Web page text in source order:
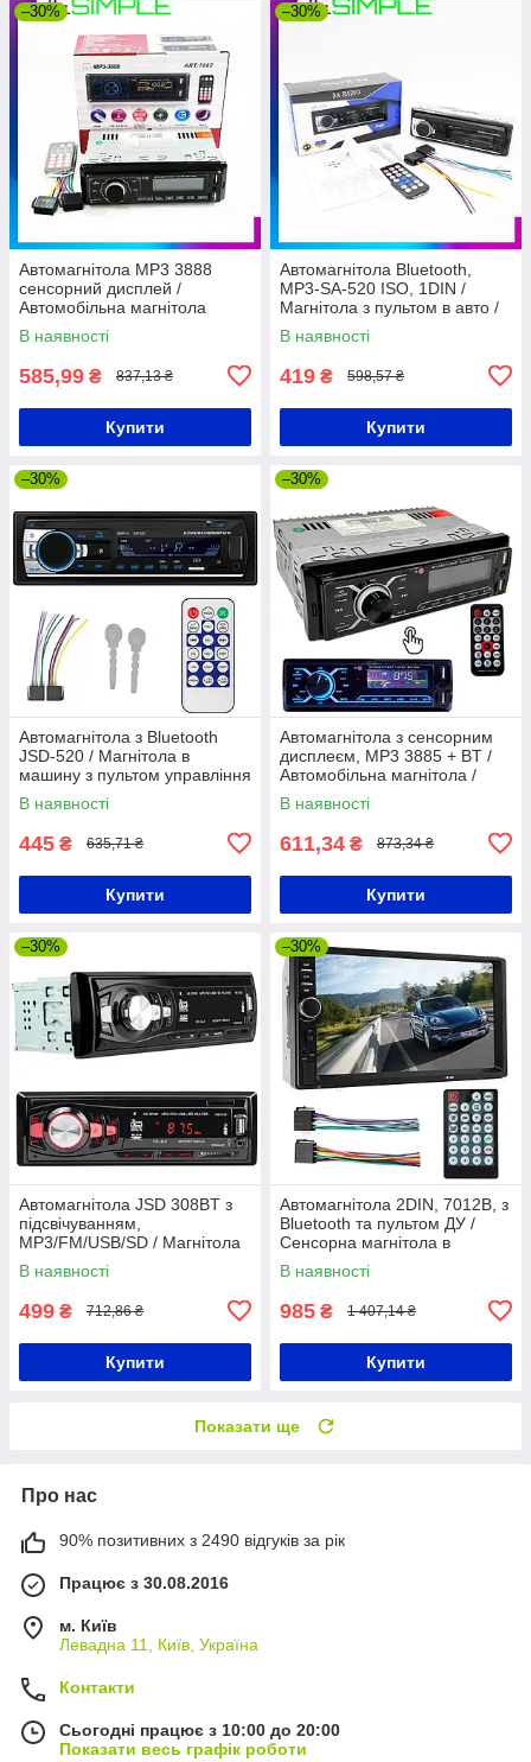
–30%
Автомагнітола MP3 3888
сенсорний дисплей /
Автомобільна магнітола
В наявності
585,99 ₴ 837,13 ₴
Купити
–30%
Автомагнітола Bluetooth,
MP3-SA-520 ISO, 1DIN /
Магнітола з пультом в авто /
Магнітола з USB та AUX
В наявності
419 ₴ 598,57 ₴
Купити
–30%
Автомагнітола з Bluetooth
JSD-520 / Магнітола в
машину з пультом управління
/ Магнітофон в авто
В наявності
445 ₴ 635,71 ₴
Купити
–30%
Автомагнітола з сенсорним
дисплеєм, MP3 3885 + BT /
Автомобільна магнітола /
Магнітола в машину
В наявності
611,34 ₴ 873,34 ₴
Купити
–30%
Автомагнітола JSD 308BT з
підсвічуванням,
MP3/FM/USB/SD / Магнітола
в автомобіль / Магнітола з
якісним звуком
В наявності
499 ₴ 712,86 ₴
Купити
–30%
Автомагнітола 2DIN, 7012B, з
Bluetooth та пультом ДУ /
Сенсорна магнітола в
машину / Мультимедія
В наявності
985 ₴ 1 407,14 ₴
Купити
Показати ще
Про нас
90% позитивних з 2490 відгуків за рік
Працює з 30.08.2016
м. Київ
Левадна 11, Київ, Україна
Контакти
Сьогодні працює з 10:00 до 20:00
Показати весь графік роботи